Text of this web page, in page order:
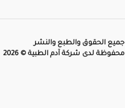
جميع الحقوق والطبع والنشر
محفوظة لدى شركة آدم الطبية © 2026